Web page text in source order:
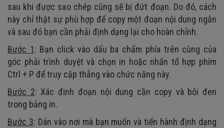
sau khi được sao chép cũng sẽ bị đứt đoạn. Do đó, cách
này chỉ thật sự phù hợp để copy một đoạn nội dung ngắn
và sau đó bạn cần phải định dạng lại cho hoàn chỉnh.
Bước 1: Bạn click vào dấu ba chấm phía trên cùng của
góc phải trình duyệt và chọn in hoặc nhấn tổ hợp phím
Ctrl + P để truy cập thẳng vào chức năng này.
Bước 2: Xác định đoạn nội dung cần copy và bôi đen
trong bảng in.
Bước 3: Dán vào nơi mà bạn muốn và tiến hành định dạng